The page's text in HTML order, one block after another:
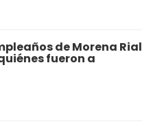
de Morena Rial
fueron a